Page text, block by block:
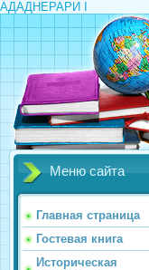
АДАДНЕРАРИ I
Меню сайта
Главная страница
Гостевая книга
Историческая